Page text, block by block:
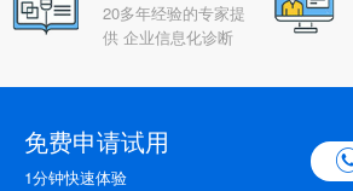
20多年经验的专家提
供 企业信息化诊断
免费申请试用
1分钟快速体验